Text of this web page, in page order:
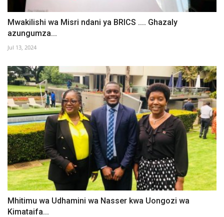
Mwakilishi wa Misri ndani ya BRICS .... Ghazaly
azungumza...
Jul 13, 2024
Mhitimu wa Udhamini wa Nasser kwa Uongozi wa
Kimataifa...